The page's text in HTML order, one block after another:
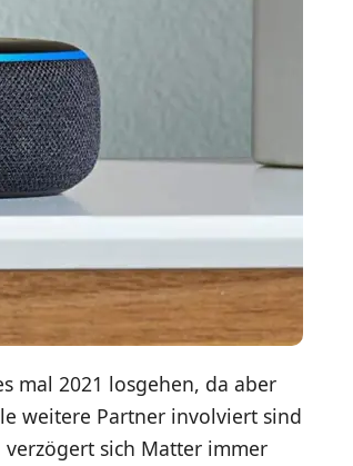
mal 2021 losgehen, da aber
weitere Partner involviert sind
sich Matter immer